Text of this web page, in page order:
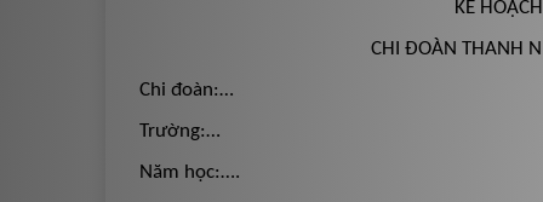
KẾ
CHI ĐOÀN THANH
Chi đoàn:…
Trường:…
Năm học:….